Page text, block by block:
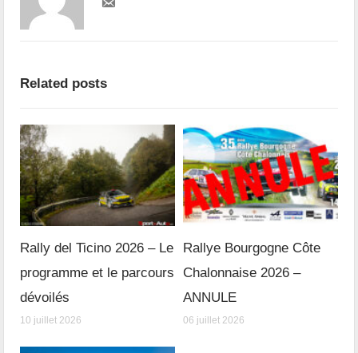
Related posts
Rally del Ticino 2026 – Le
programme et le parcours
dévoilés
10 juillet 2026
Rallye Bourgogne Côte
Chalonnaise 2026 –
ANNULE
06 juillet 2026